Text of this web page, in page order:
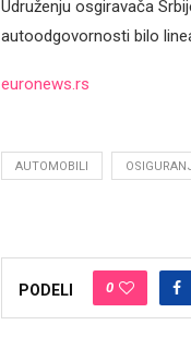
Udruženju osgiravača
autoodgovornosti bilo
euronews.rs
AUTOMOBILI
PODELI 0